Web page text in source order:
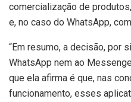
comercialização de
e, no caso do WhatsApp,
“Em resumo, a decisão, por
WhatsApp nem ao
que ela afirma é que, nas
funcionamento, esses